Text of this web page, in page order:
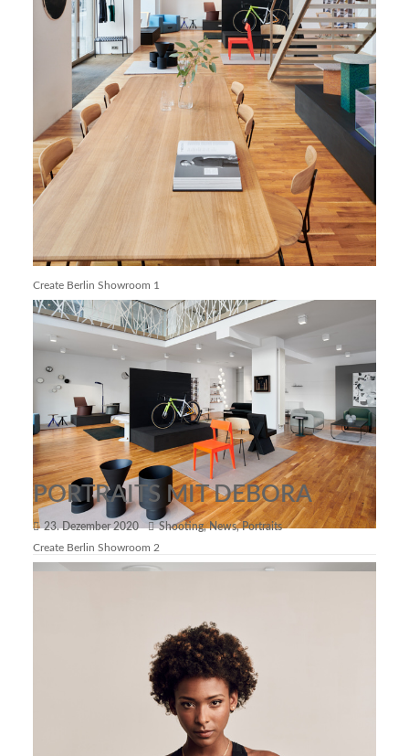
Create Berlin Showroom 1
Create Berlin Showroom 2
PORTRAITS MIT DEBORA
23. Dezember 2020 Shooting, News, Portraits